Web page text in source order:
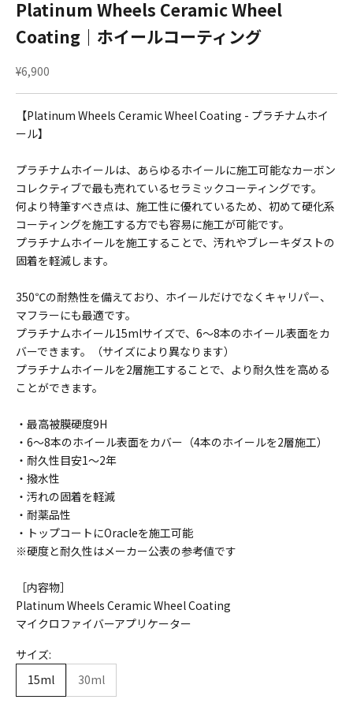
Platinum Wheels Ceramic Wheel
Coating｜ホイールコーティング
セール価格
¥6,900
【Platinum Wheels Ceramic Wheel Coating - プラチナムホイ
ール】
プラチナムホイールは、あらゆるホイールに施工可能なカーボン
コレクティブで最も売れているセラミックコーティングです。
何より特筆すべき点は、施工性に優れているため、初めて硬化系
コーティングを施工する方でも容易に施工が可能です。
プラチナムホイールを施工することで、汚れやブレーキダストの
固着を軽減します。
350℃の耐熱性を備えており、ホイールだけでなくキャリパー、
マフラーにも最適です。
プラチナムホイール15mlサイズで、6〜8本のホイール表面をカ
バーできます。（サイズにより異なります）
プラチナムホイールを2層施工することで、より耐久性を高める
ことができます。
・最高被膜硬度9H
・6〜8本のホイール表面をカバー（4本のホイールを2層施工）
・耐久性目安1〜2年
・撥水性
・汚れの固着を軽減
・耐薬品性
・トップコートにOracleを施工可能
※硬度と耐久性はメーカー公表の参考値です
［内容物］
Platinum Wheels Ceramic Wheel Coating
マイクロファイバーアプリケーター
サイズ:
15ml
30ml